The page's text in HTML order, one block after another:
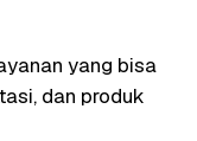
yang bisa
dan produk